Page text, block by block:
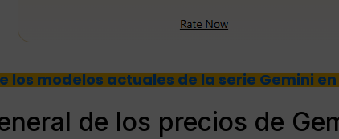
los modelos actuales de la serie Gemini en
de los precios de